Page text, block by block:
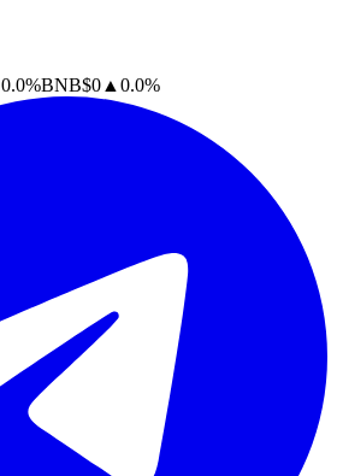
0.0%BNB$0 ▲ 0.0%